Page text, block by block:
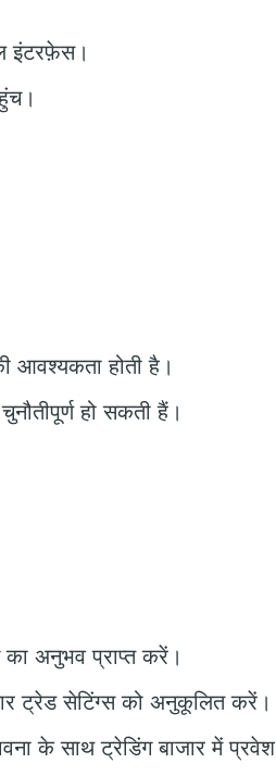
इंटरफ़ेस।
होती है।
हो सकती हैं।
अनुभव प्राप्त करें।
ट्रेड सेटिंग्स को अनुकूलित करें।
के साथ ट्रेडिंग बाजार में प्रवेश